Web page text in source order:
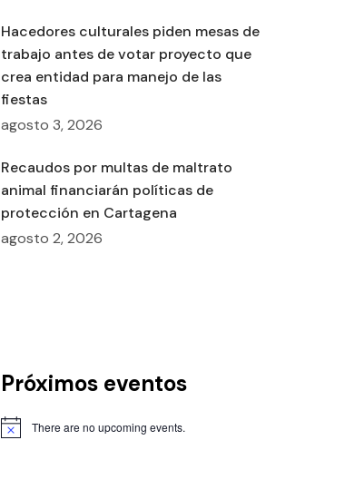
Hacedores culturales piden mesas de
trabajo antes de votar proyecto que
crea entidad para manejo de las
fiestas
agosto 3, 2026
Recaudos por multas de maltrato
animal financiarán políticas de
protección en Cartagena
agosto 2, 2026
Próximos eventos
There are no upcoming events.